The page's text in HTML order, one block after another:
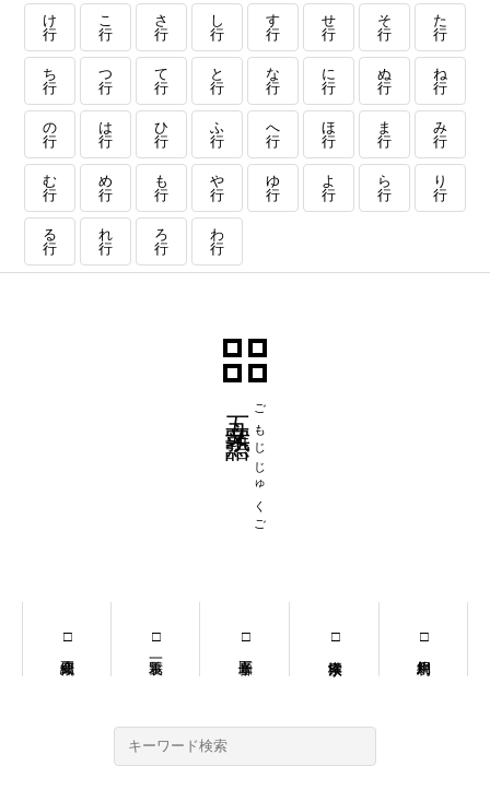
け
行
こ
行
さ
行
し
行
す
行
せ
行
そ
行
た
行
ち
行
つ
行
て
行
と
行
な
行
に
行
ぬ
行
ね
行
の
行
は
行
ひ
行
ふ
行
へ
行
ほ
行
ま
行
み
行
む
行
め
行
も
行
や
行
ゆ
行
よ
行
ら
行
り
行
る
行
れ
行
ろ
行
わ
行
ごもじじゅくご